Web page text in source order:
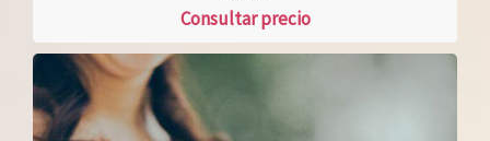
Consultar precio